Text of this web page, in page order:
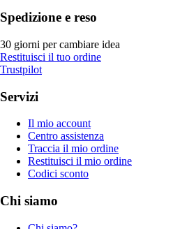
Spedizione e reso
30 giorni per cambiare idea
Restituisci il tuo ordine
Trustpilot
Servizi
Il mio account
Centro assistenza
Traccia il mio ordine
Restituisci il mio ordine
Codici sconto
Chi siamo